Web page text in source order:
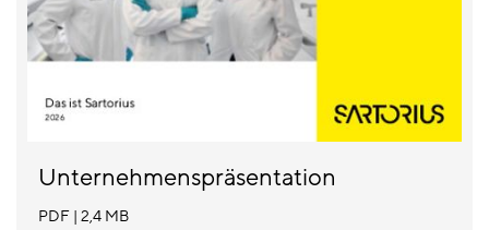
Unternehmenspräsentation
PDF 2,4 MB